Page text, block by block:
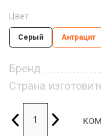
Цвет
Серый Антрацит
Бренд
Страна